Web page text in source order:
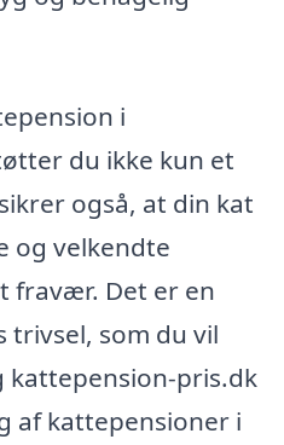
i
du ikke kun et
også, at din kat
og velkendte
fravær. Det er en
trivsel, som du vil
kattepension-pris.dk
af kattepensioner i